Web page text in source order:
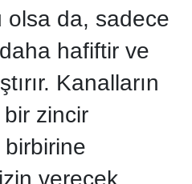
olsa da, sadece
hafiftir ve
Kanalların
bir zincir
verecek